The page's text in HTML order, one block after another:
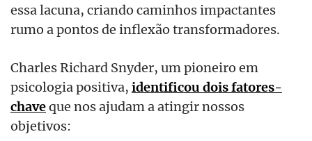
essa lacuna, criando caminhos impactantes
rumo a pontos de inflexão transformadores.
Charles Richard Snyder, um pioneiro em
psicologia positiva, identificou dois fatores-
chaveque nos ajudam a atingir nossos
objetivos: